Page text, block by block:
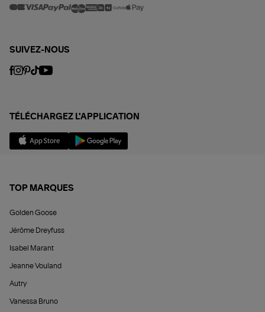
SUIVEZ-NOUS
TÉLÉCHARGEZ L'APPLICATION
TOP MARQUES
Golden Goose
Jérôme Dreyfuss
Isabel Marant
Jeanne Vouland
Autry
Vanessa Bruno